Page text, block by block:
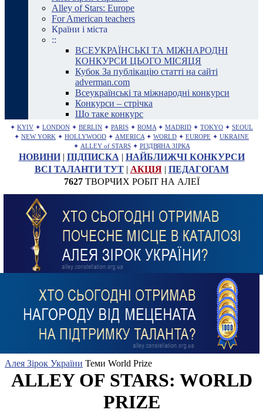
Alley of Stars: Europe
For American teachers
Країни і міста
::
ВСЕУКРАЇНСЬКІ ТА МІЖНАРОДНІ
КОНКУРСИ ЦЬОГО МІСЯЦЯ
Кубок За публікацію статті на сайті
adverman.com
Всеукраїнські та міжнародні конкурси
Конкурси – стрічка
Що таке конкурс
✦ KYIV ✦ LONDON ✦ BERLIN ✦ PARIS ✦ ROMA ✦ MADRID ✦ TOKYO ✦ SEOUL
✦ NEW YORK ✦ HOLLYWOOD ✦ AMERICA ✦ WORLD ✦ EUROPE ✦ UKRAINE
✦ ALLEY of STARS ✦ РІЗДВЯНА ЗІРКА
НОВИНИ| ПІДПИСКА | НАЙБЛИЖЧІ КОНКУРСИ
ВСІ ТАЛАНТИ ТУТ| АКЦІЯ| ПЕДАГОГАМ
7627ТВОРЧИХ РОБІТ НА АЛЕЇ
Алея Зірок України Теми World Prize
ALLEY OF STARS: WORLD
PRIZE